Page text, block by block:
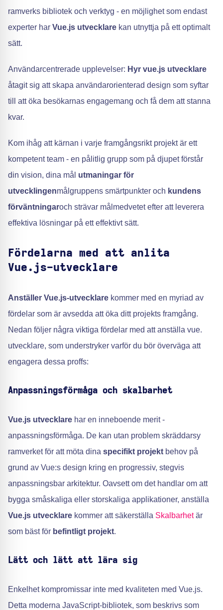
ramverks bibliotek och verktyg - en möjlighet som endast
experter har Vue.js utvecklare kan utnyttja på ett optimalt
sätt.
Användarcentrerade upplevelser: Hyr vue.js utvecklare
åtagit sig att skapa användarorienterad design som syftar
till att öka besökarnas engagemang och få dem att stanna
kvar.
Kom ihåg att kärnan i varje framgångsrikt projekt är ett
kompetent team - en pålitlig grupp som på djupet förstår
din vision, dina mål utmaningar för
utvecklingenmålgruppens smärtpunkter och kundens
förväntningaroch strävar målmedvetet efter att leverera
effektiva lösningar på ett effektivt sätt.
Fördelarna med att anlita
Vue.js-utvecklare
Anställer Vue.js-utvecklare kommer med en myriad av
fördelar som är avsedda att öka ditt projekts framgång.
Nedan följer några viktiga fördelar med att anställa vue.
utvecklare, som understryker varför du bör överväga att
engagera dessa proffs:
Anpassningsförmåga och skalbarhet
Vue.js utvecklare har en inneboende merit -
anpassningsförmåga. De kan utan problem skräddarsy
ramverket för att möta dina specifikt projekt behov på
grund av Vue:s design kring en progressiv, stegvis
anpassningsbar arkitektur. Oavsett om det handlar om att
bygga småskaliga eller storskaliga applikationer, anställa
Vue.js utvecklare kommer att säkerställa Skalbarhetär
som bäst för befintligt projekt.
Lätt och lätt att lära sig
Enkelhet kompromissar inte med kvaliteten med Vue.js.
Detta moderna JavaScript-bibliotek, som beskrivs som